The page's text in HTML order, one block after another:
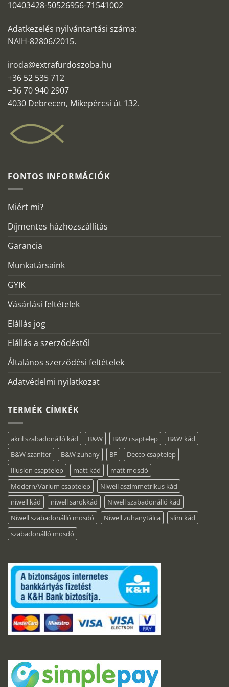
10403428-50526956-71541002
Adatkezelés nyilvántartási száma:
NAIH-82806/2015.
iroda@extrafurdoszoba.hu
+36 52 535 712
+36 70 940 2907
4030 Debrecen, Mikepércsi út 132.
FONTOS INFORMÁCIÓK
Miért mi?
Díjmentes házhozszállítás
Garancia
Munkatársaink
GYIK
Vásárlási feltételek
Elállás jog
Elállás a szerződéstől
Általános szerződési feltételek
Adatvédelmi nyilatkozat
TERMÉK CÍMKÉK
akril szabadonálló kád B&W B&W csaptelep
B&W kád
B&W szaniter
B&W zuhany BF
Decco csaptelep
Illusion csaptelep
matt kád
matt mosdó
Modern/Varium csaptelep
Niwell aszimmetrikus kád
niwell kád
niwell sarokkád
Niwell szabadonálló kád
Niwell szabadonálló mosdó
Niwell zuhanytálca
slim kád
szabadonálló mosdó